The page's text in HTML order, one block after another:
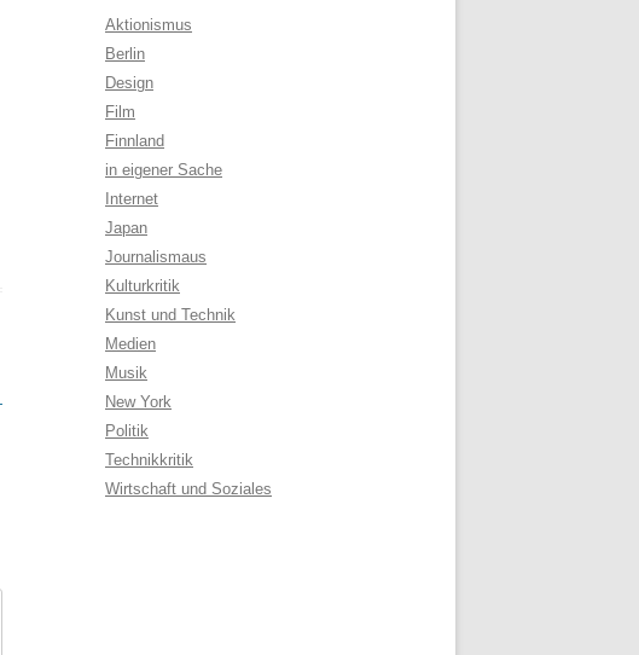
Aktionismus
Berlin
Design
Film
Finnland
in eigener Sache
Internet
Japan
Journalismaus
Kulturkritik
Kunst und Technik
Medien
Musik
New York
Politik
Technikkritik
Wirtschaft und Soziales